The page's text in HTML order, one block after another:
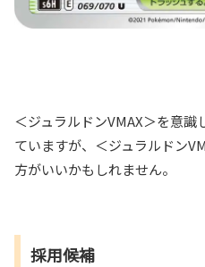
＜ジュラルドンVMAX＞を意
ていますが、＜ジュラルドン
方がいいかもしれません。
採用候補